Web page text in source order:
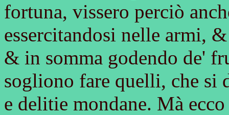
fortuna, vissero perciò
essercitandosi nelle armi,
& in somma godendo de'
sogliono fare quelli, che si
e delitie mondane. Mà